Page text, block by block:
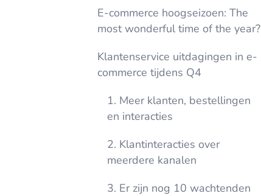
E-commerce hoogseizoen: The
most wonderful time of the year?
Klantenservice uitdagingen in e-
commerce tijdens Q4
1. Meer klanten, bestellingen
en interacties
2. Klantinteracties over
meerdere kanalen
3. Er zijn nog 10 wachtenden